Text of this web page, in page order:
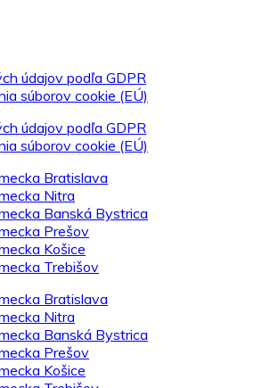
údajov podľa GDPR
súborov cookie (EÚ)
údajov podľa GDPR
súborov cookie (EÚ)
Bratislava
Nitra
Banská Bystrica
Prešov
Košice
Trebišov
Bratislava
Nitra
Banská Bystrica
Prešov
Košice